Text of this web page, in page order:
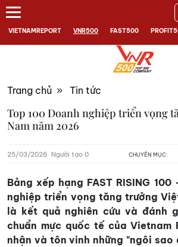
VIETNAMREPORT VNR500 FAST500
Trang chủ » Tin tức
Top 100 Doanh nghiệp triển vọng
Nam năm 2026
25/03/2026 Người tạo 0 CHUYÊN MỤC:
Bảng xếp hạng FAST RISING 100
nghiệp triển vọng tăng trưởng
là kết quả nghiên cứu và đánh
chuẩn mực quốc tế của Vietnam
nhận và tôn vinh những "ngôi sao